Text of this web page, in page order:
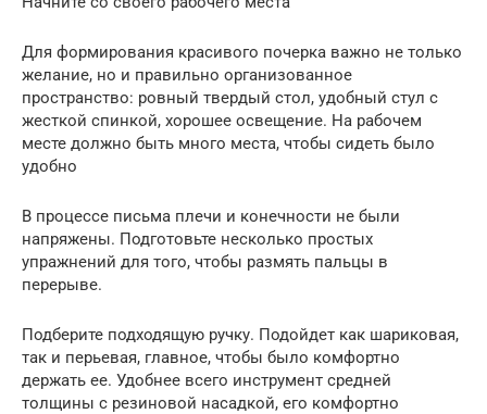
Для формирования красивого почерка важно не только
желание, но и правильно организованное
пространство: ровный твердый стол, удобный стул с
жесткой спинкой, хорошее освещение. На рабочем
месте должно быть много места, чтобы сидеть было
удобно
В процессе письма плечи и конечности не были
напряжены. Подготовьте несколько простых
упражнений для того, чтобы размять пальцы в
перерыве.
Подберите подходящую ручку. Подойдет как шариковая,
так и перьевая, главное, чтобы было комфортно
держать ее. Удобнее всего инструмент средней
толщины с резиновой насадкой, его комфортно